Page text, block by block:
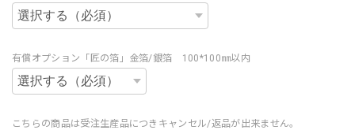
有償オプション「匠の箔」金箔/銀箔 100*100㎜以内
こちらの商品は受注生産品につきキャンセル/返品が出来ません。